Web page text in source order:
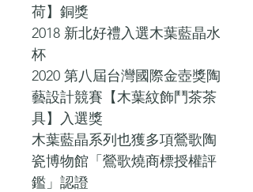
荷】銅獎
2018 新北好禮入選木葉藍晶水
杯
2020 第八屆台灣國際金壺獎陶
藝設計競賽【木葉紋飾鬥茶茶
具】入選獎
木葉藍晶系列也獲多項鶯歌陶
瓷博物館「鶯歌燒商標授權評
鑑」認證